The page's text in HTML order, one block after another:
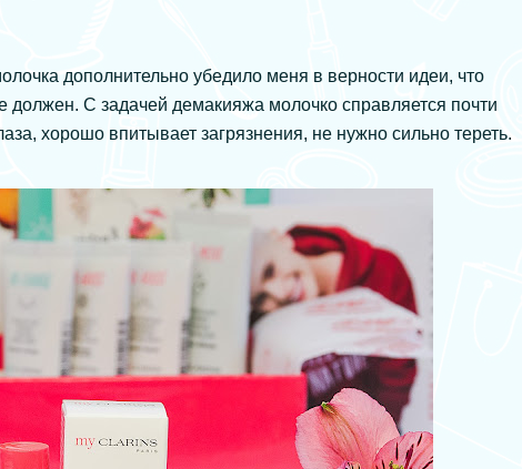
дополнительно убедило меня в верности идеи, что
С задачей демакияжа молочко справляется почти
хорошо впитывает загрязнения, не нужно сильно тереть.